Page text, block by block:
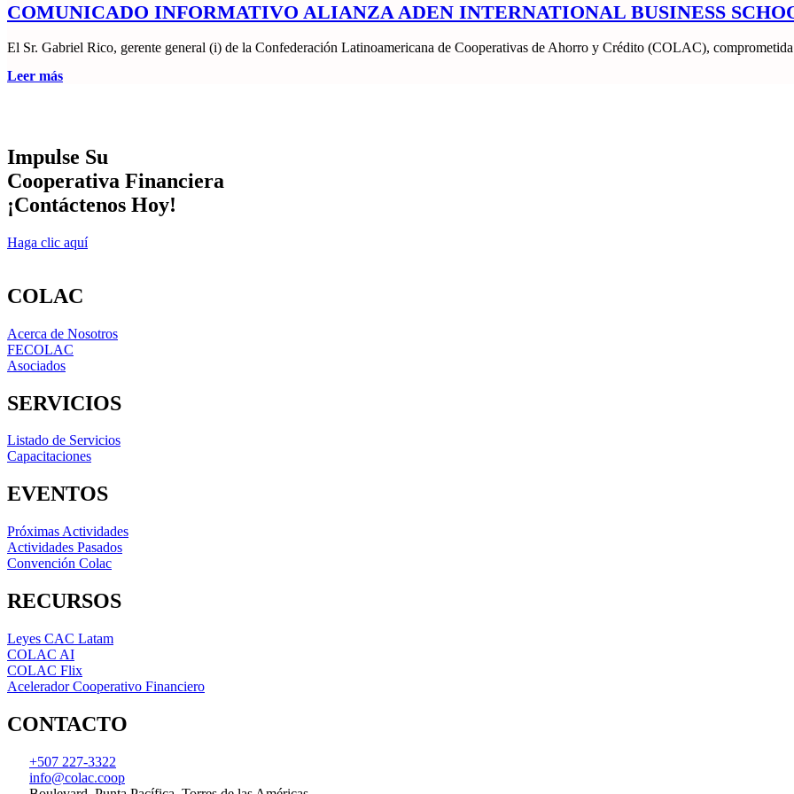
COMUNICADO INFORMATIVO ALIANZA ADEN INTERNATIONAL BUSINESS
El Sr. Gabriel Rico, gerente general (i) de la Confederación Latinoamericana de Cooperativas de Ahorro y Crédito (COLAC),
Leer más
Impulse Su
Cooperativa Financiera
¡Contáctenos Hoy!
Haga clic aquí
COLAC
Acerca de Nosotros
FECOLAC
Asociados
SERVICIOS
Listado de Servicios
Capacitaciones
EVENTOS
Próximas Actividades
Actividades Pasados
Convención Colac
RECURSOS
Leyes CAC Latam
COLAC AI
COLAC Flix
Acelerador Cooperativo Financiero
CONTACTO
+507 227-3322
info@colac.coop